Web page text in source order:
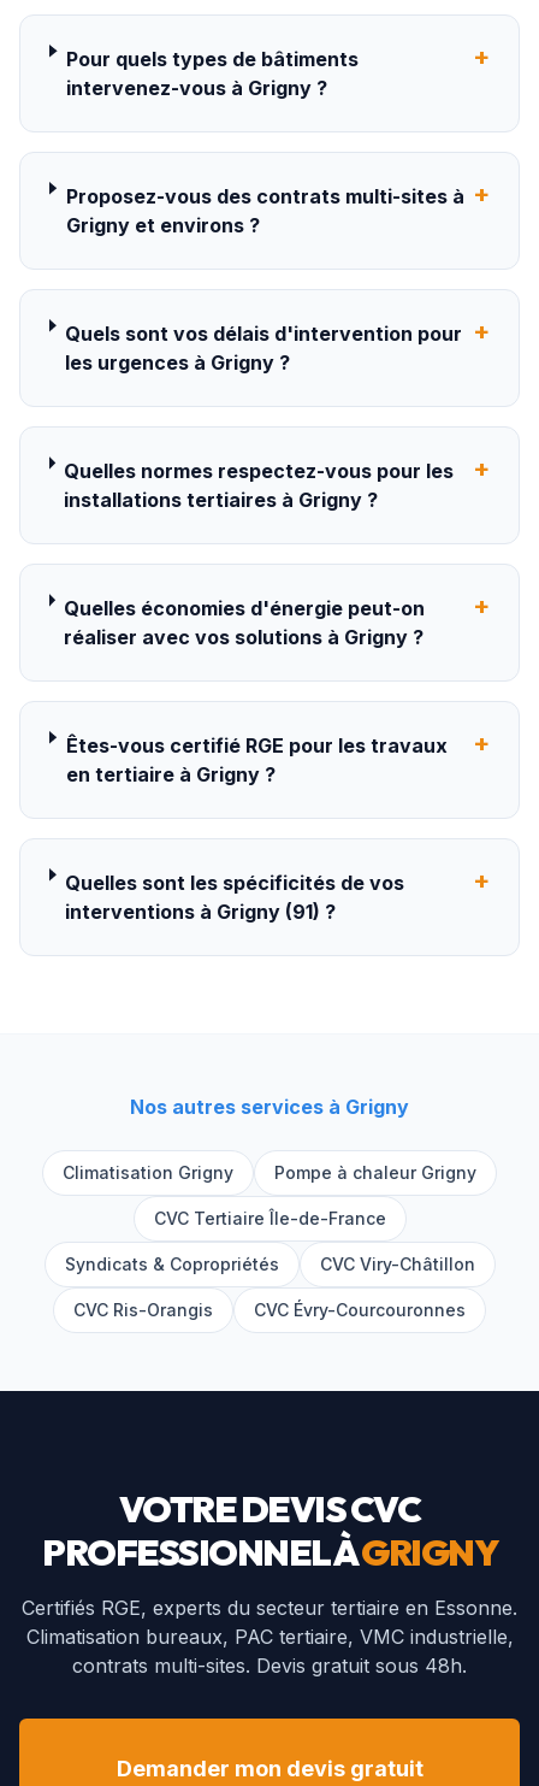
Pour quels types de bâtiments
intervenez-vous à Grigny ?
+
Proposez-vous des contrats multi-sites à
Grigny et environs ?
+
Quels sont vos délais d'intervention pour
les urgences à Grigny ?
+
Quelles normes respectez-vous pour les
installations tertiaires à Grigny ?
+
Quelles économies d'énergie peut-on
réaliser avec vos solutions à Grigny ?
+
Êtes-vous certifié RGE pour les travaux
en tertiaire à Grigny ?
+
Quelles sont les spécificités de vos
interventions à Grigny (91) ?
+
Nos autres services à Grigny
Climatisation Grigny Pompe à chaleur Grigny
CVC Tertiaire Île-de-France
Syndicats & Copropriétés CVC Viry-Châtillon
CVC Ris-Orangis CVC Évry-Courcouronnes
VOTRE DEVIS CVC
PROFESSIONNEL ÀGRIGNY
Certifiés RGE, experts du secteur tertiaire en Essonne.
Climatisation bureaux, PAC tertiaire, VMC industrielle,
contrats multi-sites. Devis gratuit sous 48h.
Demander mon devis gratuit